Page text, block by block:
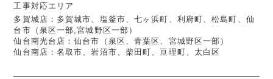
工事対応エリア
多賀城店：多賀城市、塩釜市、七ヶ浜町、利府町、松島町、仙
台市（泉区一部,宮城野区一部）
仙台南光台店：仙台市（泉区、青葉区、宮城野区一部）
仙台南店：名取市、岩沼市、柴田町、亘理町、太白区